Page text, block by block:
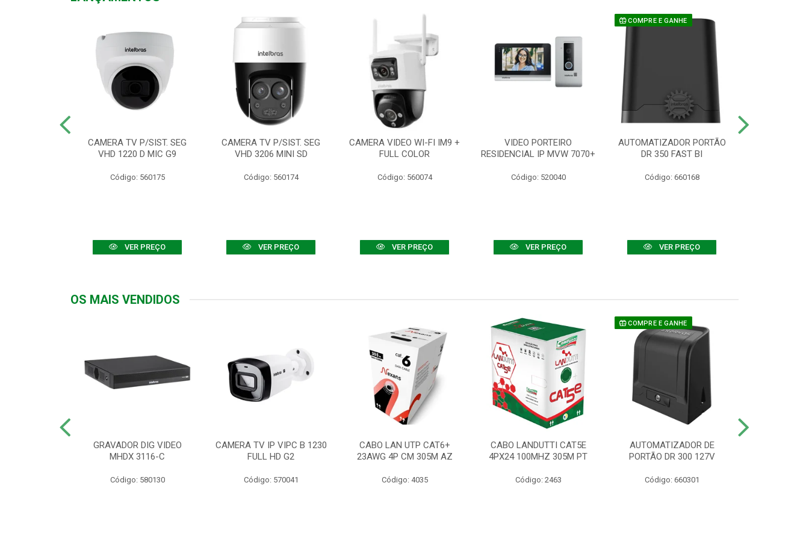
CAMERA TV P/SIST. SEG
VHD 1220 D MIC G9
Código: 560175
VER PREÇO
CAMERA TV P/SIST. SEG
VHD 3206 MINI SD
Código: 560174
VER PREÇO
CAMERA VIDEO WI-FI IM9 +
FULL COLOR
Código: 560074
VER PREÇO
VIDEO PORTEIRO
RESIDENCIAL IP MVW 7070+
Código: 520040
VER PREÇO
COMPRE E GANHE
AUTOMATIZADOR PORTÃO
DR 350 FAST BI
Código: 660168
VER PREÇO
OS MAIS VENDIDOS
GRAVADOR DIG VIDEO
MHDX 3116-C
Código: 580130
CAMERA TV IP VIPC B 1230
FULL HD G2
Código: 570041
CABO LAN UTP CAT6+
23AWG 4P CM 305M AZ
Código: 4035
CABO LANDUTTI CAT5E
4PX24 100MHZ 305M PT
Código: 2463
COMPRE E GANHE
AUTOMATIZADOR DE
PORTÃO DR 300 127V
Código: 660301